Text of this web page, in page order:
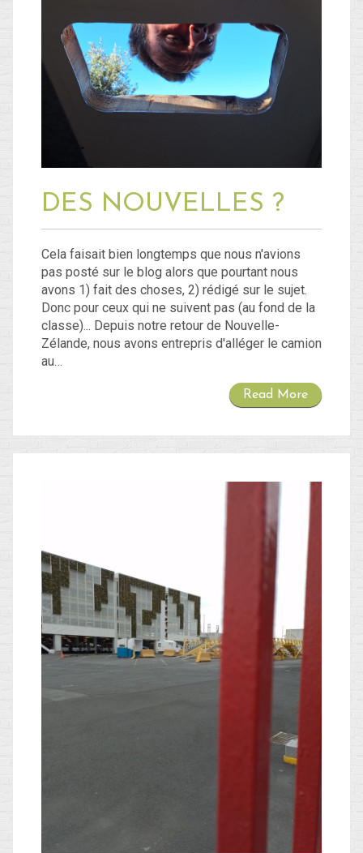
Blog
Non classé
Flux des commentaires
Site de WordPress-FR
DES NOUVELLES ?
Cela faisait bien longtemps que nous n'avions
pas posté sur le blog alors que pourtant nous
avons 1) fait des choses, 2) rédigé sur le sujet.
Donc pour ceux qui ne suivent pas (au fond de la
classe)... Depuis notre retour de Nouvelle-
Zélande, nous avons entrepris d'alléger le camion
au…
Read More